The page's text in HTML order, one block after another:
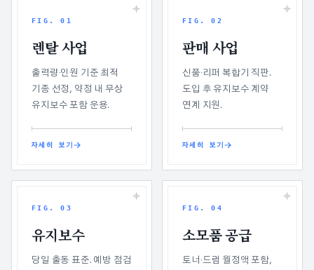
FIG.01
렌탈 사업
출력량·인원 기준 최적
기종 선정, 약정 내 무상
유지보수 포함 운용.
자세히 보기
FIG.02
판매 사업
신품·리퍼 복합기 직판.
도입 후 유지보수 계약
연계 지원.
자세히 보기
FIG.03
유지보수
당일 출동 표준. 예방 점검
FIG.04
소모품 공급
토너·드럼 월정액 포함,